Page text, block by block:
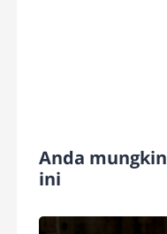
Anda
ini